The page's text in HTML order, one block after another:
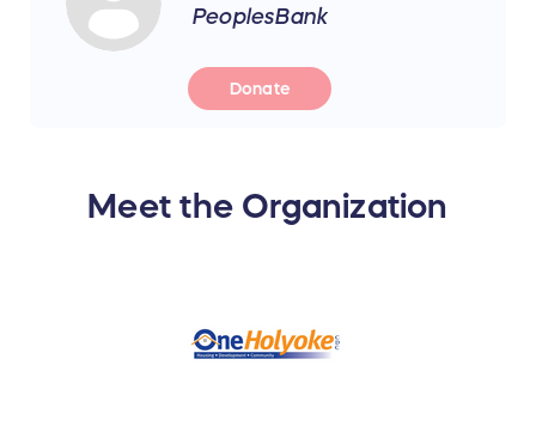
PeoplesBank
Donate
Meet the Organization